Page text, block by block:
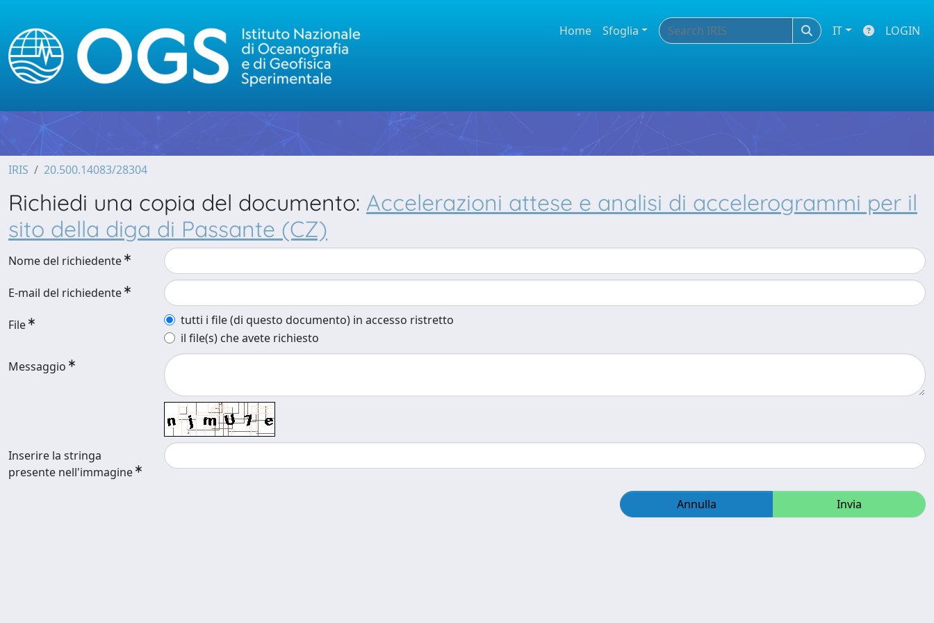
Home Sfoglia IT LOGIN
IRIS 20.500.14083/28304
Richiedi una copia del documento: Accelerazioni attese e analisi di accelerogrammi per il
sito della diga di Passante (CZ)
Nome del richiedente
E-mail del richiedente
File
tutti i file (di questo documento) in accesso ristretto
il file(s) che avete richiesto
Messaggio
Inserire la stringa
presente nell'immagine
Annulla Invia